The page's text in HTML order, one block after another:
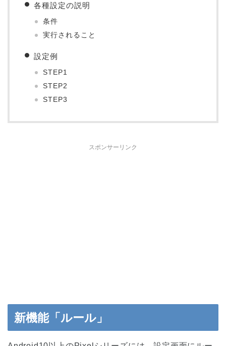
各種設定の説明
条件
実行されること
設定例
STEP1
STEP2
STEP3
スポンサーリンク
新機能「ルール」